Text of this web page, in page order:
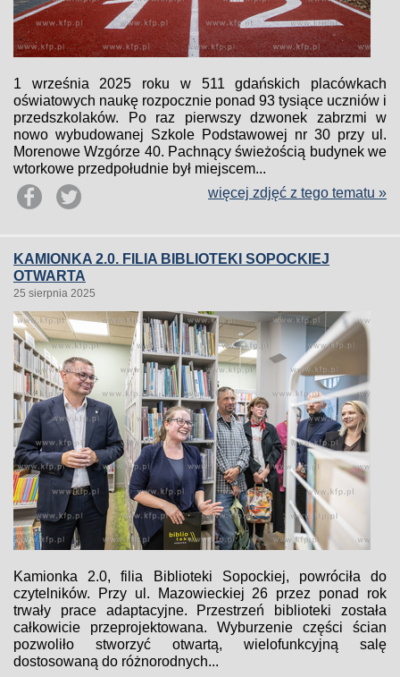
1 września 2025 roku w 511 gdańskich placówkach
oświatowych naukę rozpocznie ponad 93 tysiące uczniów i
przedszkolaków. Po raz pierwszy dzwonek zabrzmi w
nowo wybudowanej Szkole Podstawowej nr 30 przy ul.
Morenowe Wzgórze 40. Pachnący świeżością budynek we
wtorkowe przedpołudnie był miejscem...
więcej zdjęć z tego tematu »
KAMIONKA 2.0. FILIA BIBLIOTEKI SOPOCKIEJ
OTWARTA
25 sierpnia 2025
Kamionka 2.0, filia Biblioteki Sopockiej, powróciła do
czytelników. Przy ul. Mazowieckiej 26 przez ponad rok
trwały prace adaptacyjne. Przestrzeń biblioteki została
całkowicie przeprojektowana. Wyburzenie części ścian
pozwoliło stworzyć otwartą, wielofunkcyjną salę
dostosowaną do różnorodnych...